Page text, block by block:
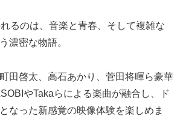
るのは、音楽と青春、そして複雑な
濃密な物語。
田啓太、高石あかり、菅田将暉ら豪華
やTakaらによる楽曲が融合し、ド
なった新感覚の映像体験を楽しめま